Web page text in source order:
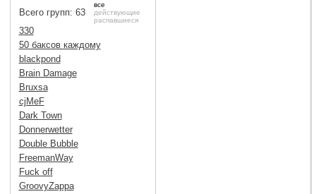
Всего групп: 63
все
действующие
распавшиеся
330
50 баксов каждому
blackpond
Brain Damage
Bruxsa
cjMeF
Dark Town
Donnerwetter
Double Bubble
FreemanWay
Fuck off
GroovyZappa